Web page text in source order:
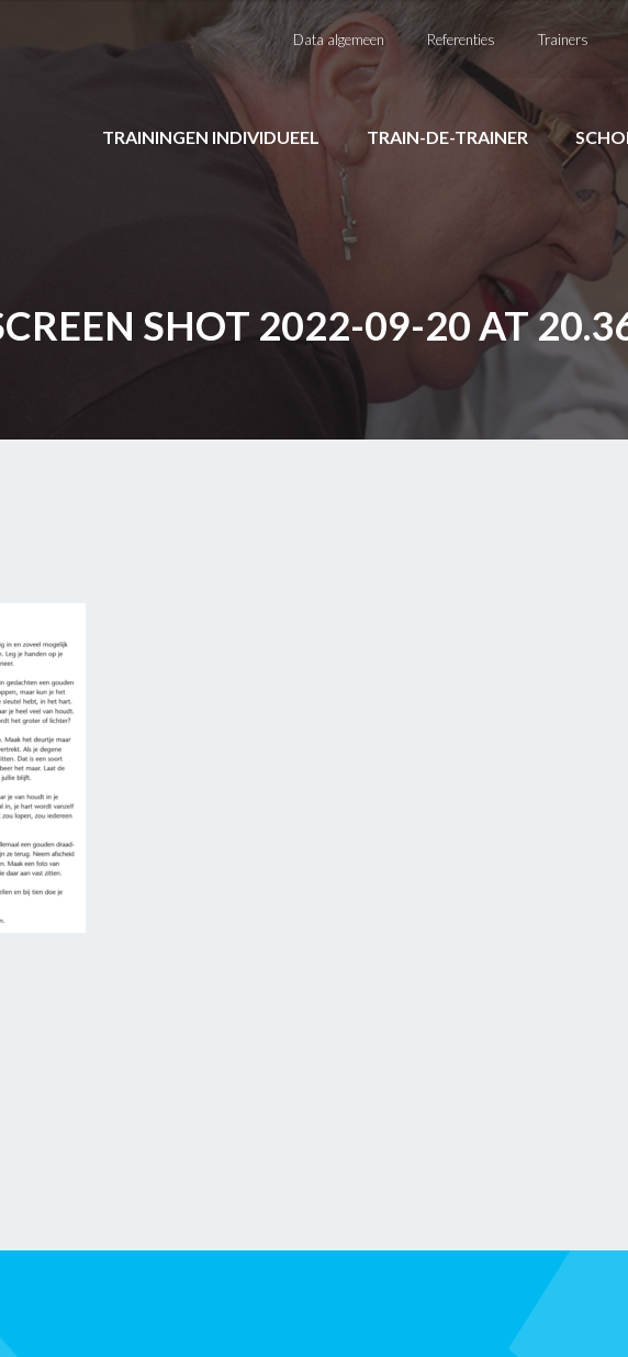
Data algemeen Referenties Trainers
TRAININGEN INDIVIDUEEL TRAIN-DE-TRAINER
SHOT 2022-09-20 AT